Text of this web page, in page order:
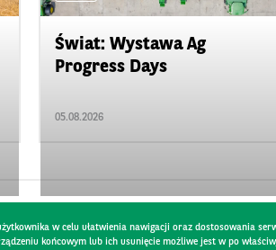
Świat: Wystawa Ag
Progress Days
05.08.2026
w celu ułatwienia nawigacji oraz dostosowania
końcowym lub ich usunięcie możliwe jest w po